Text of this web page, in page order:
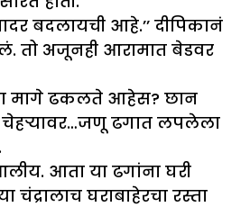
बदलायची आहे.’’ दीपिकानं
तो अजूनही आरामात बेडवर
मागे ढकलते आहेस? छान
चेहऱ्यावर…जणू ढगात लपलेला
आता या ढगांना घरी
घराबाहेरचा रस्ता